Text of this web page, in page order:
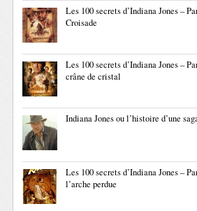
Les 100 secrets d’Indiana Jones –
Croisade
Les 100 secrets d’Indiana Jones –
crâne de cristal
Indiana Jones ou l’histoire d’une
Les 100 secrets d’Indiana Jones –
l’arche perdue